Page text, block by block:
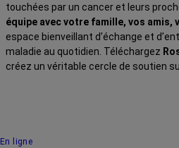
touchées par un cancer et leurs
équipe avec votre famille, vos amis,
espace bienveillant d’échange et
maladie au quotidien. Téléchargez
créez un véritable cercle de soutien
En ligne